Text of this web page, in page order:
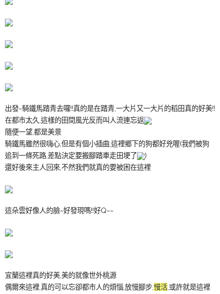
出發~騎鐵馬踏青去囉!!真的是在踏青,一大片又一大片的稻田真的好美!!
在都市太久,這樣的田間風光反而叫人流連忘返
隨便一望,都是美景
騎鐵馬雖然很嗨心,但是有個小插曲,這裡鄉下的狗都好兇喔(我們被狗
追到一條死路,差點決定要搬腳踏車走田埂了
)
還好後來主人回來,不然我們就真的要被困在這裡
這朵雲好像人的臉~好發現嗎!!好Q~~
宜蘭這裡真的好美,美的就像世外桃源
偶爾來這裡,真的可以忘卻都市人的煩惱,放慢腳步,慢活 ,或許就是這裡